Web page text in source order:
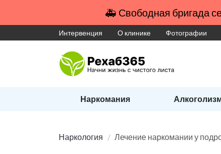
🚑 Свободная бригада
Интервенция О клинике Фотографии
Наркомания
Наркология Лечение наркомании у